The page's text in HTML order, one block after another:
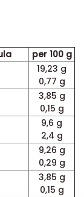
per 100 g
19,23 g
0,77 g
3,85 g
0,15 g
9,6 g
2,4 g
9,26 g
0,29 g
3,85 g
0,15 g